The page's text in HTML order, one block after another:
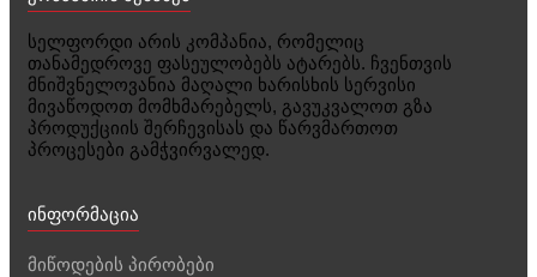
სელფორდი არის კომპანია, რომელიც
თანამედროვე ფასეულობებს ატარებს. ჩვენთვის
მნიშვნელოვანია მაღალი ხარისხის სერვისი
მივაწოდოთ მომხმარებელს, გავუკვალოთ გზა
პროდუქციის შერჩევისას და წარვმართოთ
პროცესები გამჭვირვალედ.
ინფორმაცია
მიწოდების პირობები